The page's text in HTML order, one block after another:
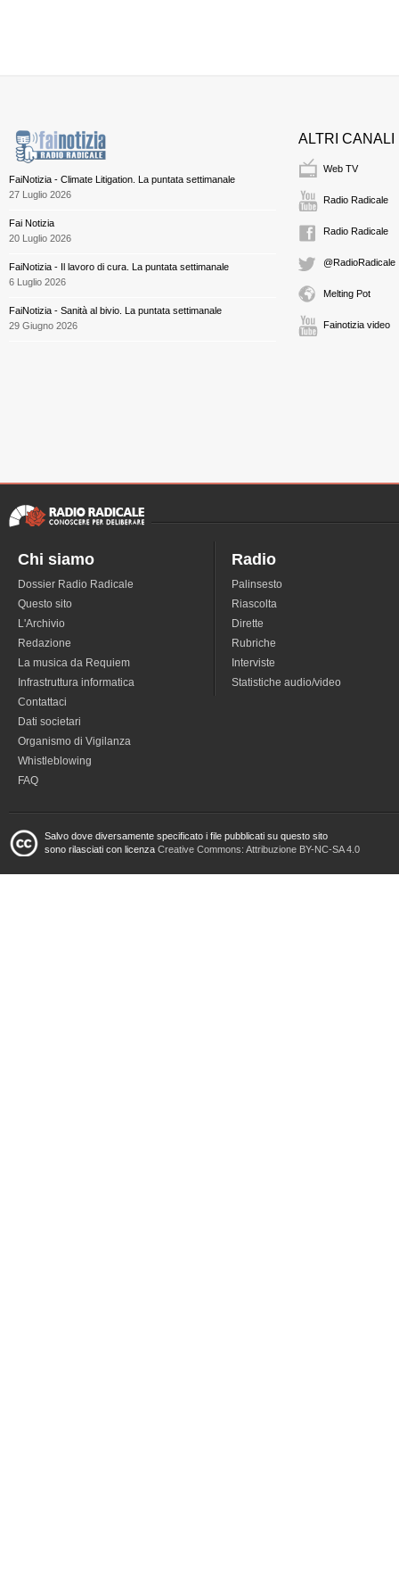
FaiNotizia - Climate Litigation. La puntata settimanale
27 Luglio 2026
Fai Notizia
20 Luglio 2026
FaiNotizia - Il lavoro di cura. La puntata settimanale
6 Luglio 2026
FaiNotizia - Sanità al bivio. La puntata settimanale
29 Giugno 2026
ALTRI CANALI
Web TV
Radio Radicale
Radio Radicale
@RadioRadicale
Melting Pot
Fainotizia video
Chi siamo
Dossier Radio Radicale
Questo sito
L'Archivio
Redazione
La musica da Requiem
Infrastruttura informatica
Contattaci
Dati societari
Organismo di Vigilanza
Whistleblowing
FAQ
Radio
Palinsesto
Riascolta
Dirette
Rubriche
Interviste
Statistiche audio/video
Salvo dove diversamente specificato i file pubblicati su questo sito
sono rilasciati con licenza Creative Commons: Attribuzione BY-NC-SA 4.0